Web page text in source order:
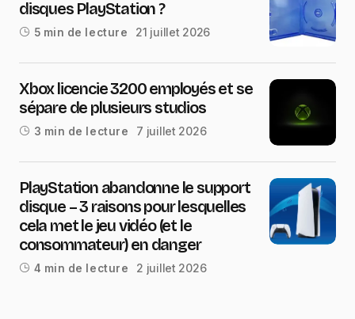
disques PlayStation ?
5 min de lecture 21 juillet 2026
Xbox licencie 3200 employés et se
sépare de plusieurs studios
3 min de lecture 7 juillet 2026
PlayStation abandonne le support
disque – 3 raisons pour lesquelles
cela met le jeu vidéo (et le
consommateur) en danger
4 min de lecture 2 juillet 2026